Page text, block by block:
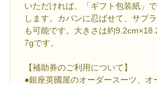
いただければ、「ギフト包装紙」
します。カバンに忍ばせて、サプ
も可能です。大きさは約
7gです。
【補助券のご利用について】
●銀座英國屋のオーダースーツ、オ